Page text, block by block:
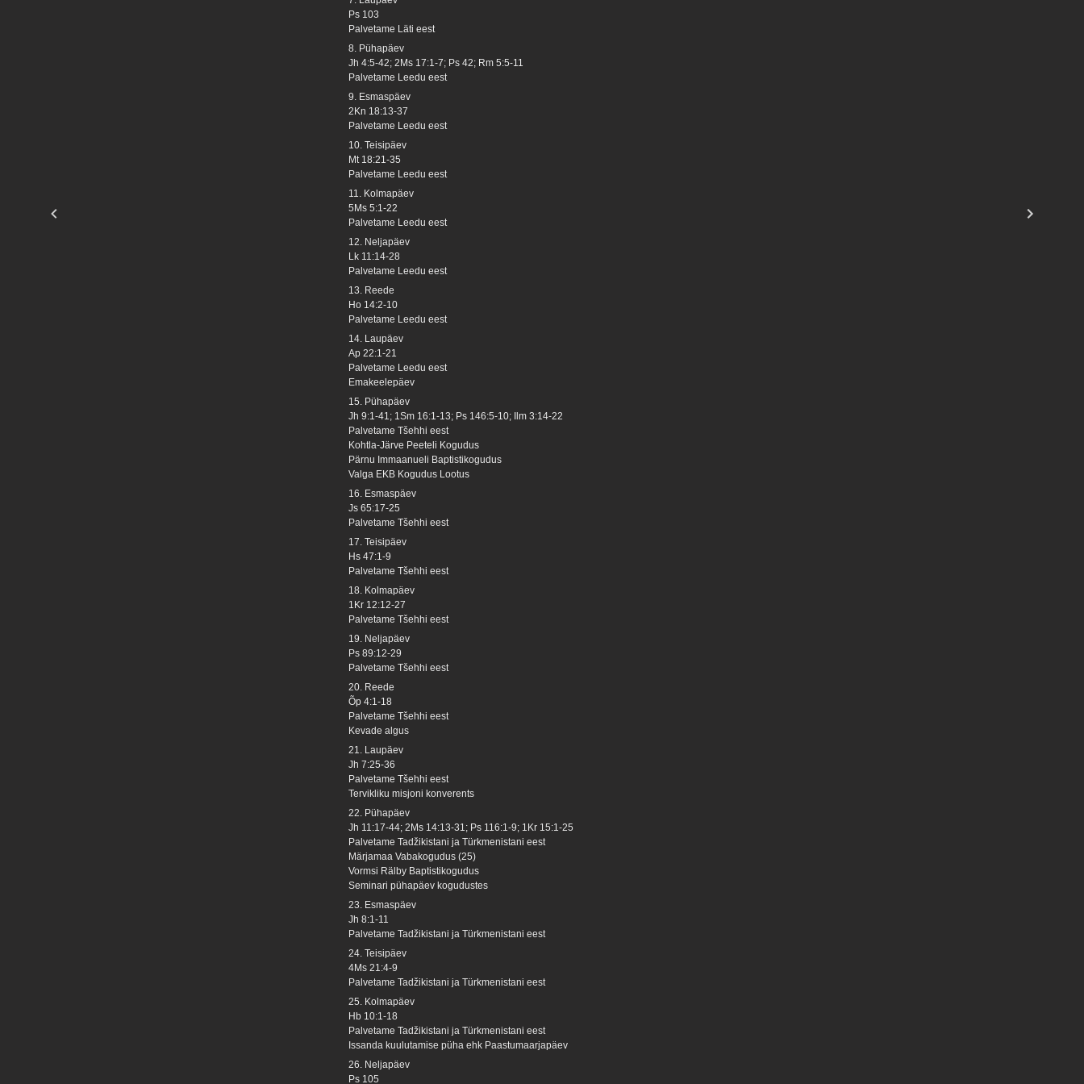
Ps 103
Palvetame Läti eest
8. Pühapäev
Jh 4:5-42; 2Ms 17:1-7; Ps 42; Rm 5:5-11
Palvetame Leedu eest
9. Esmaspäev
2Kn 18:13-37
Palvetame Leedu eest
10. Teisipäev
Mt 18:21-35
Palvetame Leedu eest
11. Kolmapäev
5Ms 5:1-22
Palvetame Leedu eest
12. Neljapäev
Lk 11:14-28
Palvetame Leedu eest
13. Reede
Ho 14:2-10
Palvetame Leedu eest
14. Laupäev
Ap 22:1-21
Palvetame Leedu eest
Emakeelepäev
15. Pühapäev
Jh 9:1-41; 1Sm 16:1-13; Ps 146:5-10; Ilm 3:14-22
Palvetame Tšehhi eest
Kohtla-Järve Peeteli Kogudus
Pärnu Immaanueli Baptistikogudus
Valga EKB Kogudus Lootus
16. Esmaspäev
Js 65:17-25
Palvetame Tšehhi eest
17. Teisipäev
Hs 47:1-9
Palvetame Tšehhi eest
18. Kolmapäev
1Kr 12:12-27
Palvetame Tšehhi eest
19. Neljapäev
Ps 89:12-29
Palvetame Tšehhi eest
20. Reede
Õp 4:1-18
Palvetame Tšehhi eest
Kevade algus
21. Laupäev
Jh 7:25-36
Palvetame Tšehhi eest
Tervikliku misjoni konverents
22. Pühapäev
Jh 11:17-44; 2Ms 14:13-31; Ps 116:1-9; 1Kr 15:1-25
Palvetame Tadžikistani ja Türkmenistani eest
Märjamaa Vabakogudus (25)
Vormsi Rälby Baptistikogudus
Seminari pühapäev kogudustes
23. Esmaspäev
Jh 8:1-11
Palvetame Tadžikistani ja Türkmenistani eest
24. Teisipäev
4Ms 21:4-9
Palvetame Tadžikistani ja Türkmenistani eest
25. Kolmapäev
Hb 10:1-18
Palvetame Tadžikistani ja Türkmenistani eest
Issanda kuulutamise püha ehk Paastumaarjapäev
26. Neljapäev
Ps 105